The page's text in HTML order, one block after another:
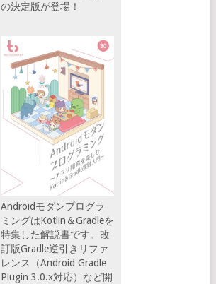
の決定版が登場！
Androidモダンプログラ
ミングはKotlin＆Gradleを
特集した解説書です。改
訂版Gradle逆引きリファ
レンス（Android Gradle
Plugin 3.0.x対応）など開